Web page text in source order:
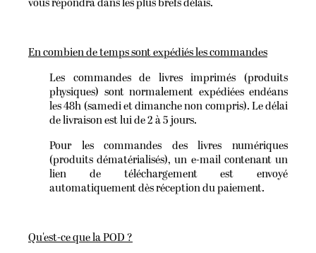
En combien de temps sont expédiés les commandes
Les commandes de livres imprimés (produits
physiques) sont normalement expédiées endéans
les 48h (samedi et dimanche non compris). Le délai
de livraison est lui de 2 à 5 jours.
Pour les commandes des livres numériques
(produits dématérialisés), un e-mail contenant un
lien de téléchargement est envoyé
automatiquement dès réception du paiement.
Qu'est-ce que la POD ?